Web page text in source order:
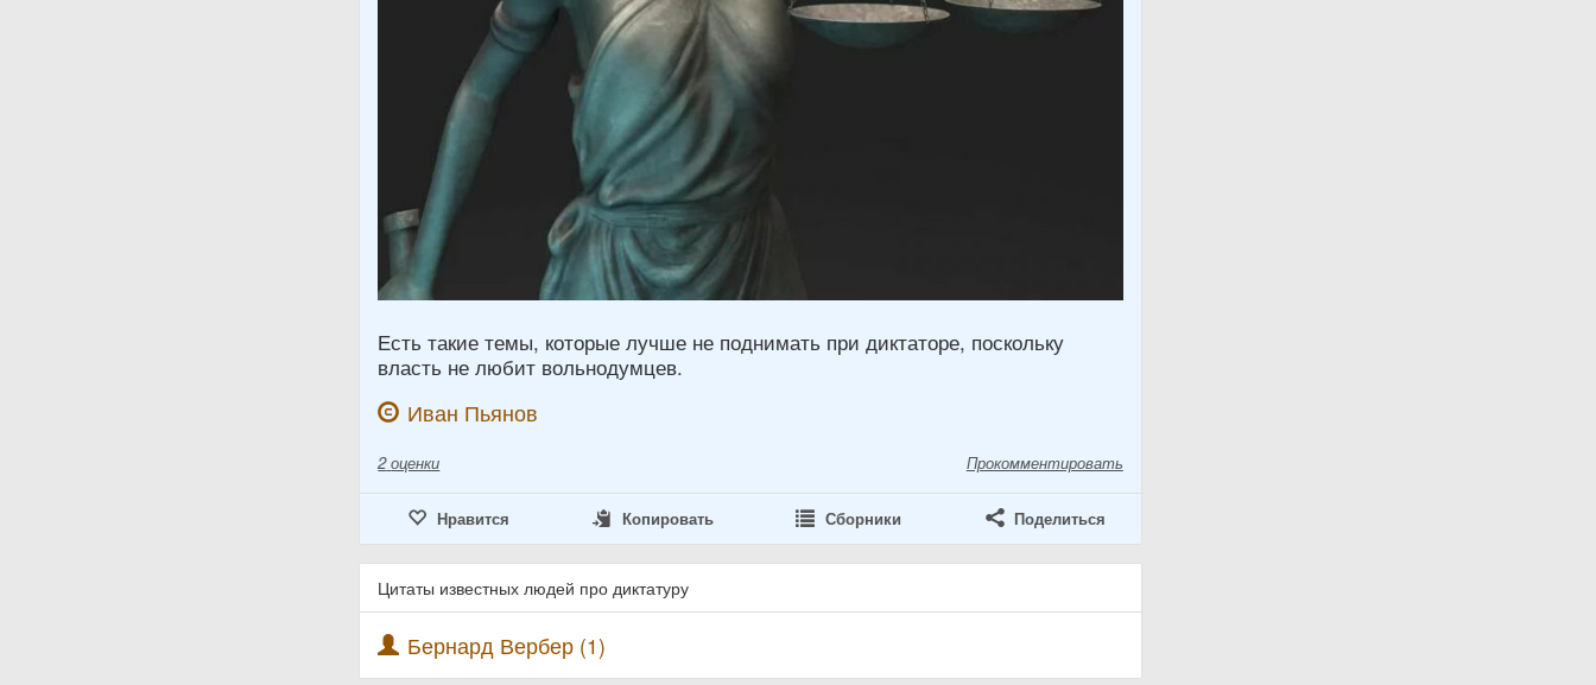
Есть такие темы, которые лучше не поднимать при диктаторе, поскольку
власть не любит вольнодумцев.
Иван Пьянов
2 оценки Прокомментировать
Нравится Копировать Сборники Поделиться
Цитаты известных людей про диктатуру
Бернард Вербер (1)